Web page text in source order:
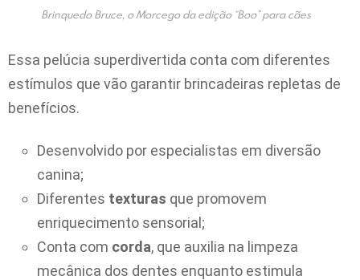
Brinquedo Bruce, o Morcego da edição “Boo” para cães
Essa pelúcia superdivertida conta com diferentes
estímulos que vão garantir brincadeiras repletas de
benefícios.
Desenvolvido por especialistas em diversão
canina;
Diferentes texturas que promovem
enriquecimento sensorial;
Conta com corda, que auxilia na limpeza
mecânica dos dentes enquanto estimula